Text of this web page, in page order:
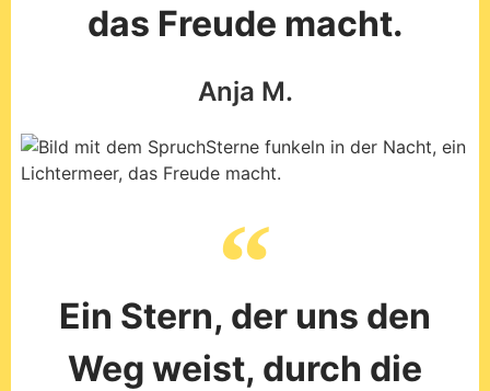
das Freude macht.
Anja M.
Ein Stern, der uns den
Weg weist, durch die